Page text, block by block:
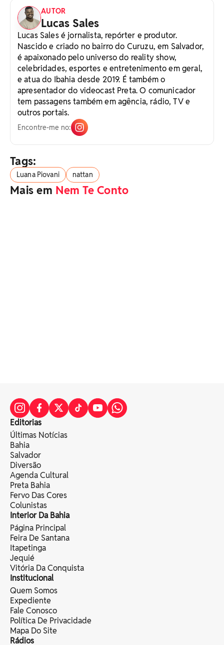
AUTOR
Lucas Sales
Lucas Sales é jornalista, repórter e produtor.
Nascido e criado no bairro do Curuzu, em Salvador,
é apaixonado pelo universo do reality show,
celebridades, esportes e entretenimento em geral,
e atua do Ibahia desde 2019. É também o
apresentador do videocast Preta. O comunicador
tem passagens também em agência, rádio, TV e
outros portais.
Encontre-me no:
Tags:
Luana Piovani nattan
Mais em Nem Te Conto
Editorias
Últimas Notícias
Bahia
Salvador
Diversão
Agenda Cultural
Preta Bahia
Fervo Das Cores
Colunistas
Interior Da Bahia
Página Principal
Feira De Santana
Itapetinga
Jequié
Vitória Da Conquista
Institucional
Quem Somos
Expediente
Fale Conosco
Política De Privacidade
Mapa Do Site
Rádios